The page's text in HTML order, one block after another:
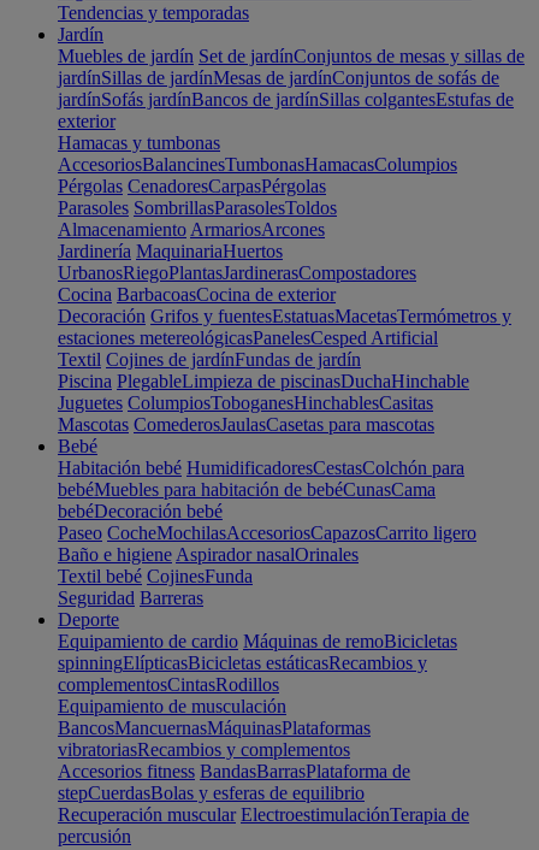
Tendencias y temporadas
Jardín
Muebles de jardín Set de jardínConjuntos de mesas y sillas de
jardínSillas de jardínMesas de jardínConjuntos de sofás de
jardínSofás jardínBancos de jardínSillas colgantesEstufas de
exterior
Hamacas y tumbonas
AccesoriosBalancinesTumbonasHamacasColumpios
Pérgolas CenadoresCarpasPérgolas
Parasoles SombrillasParasolesToldos
Almacenamiento ArmariosArcones
Jardinería MaquinariaHuertos
UrbanosRiegoPlantasJardinerasCompostadores
Cocina BarbacoasCocina de exterior
Decoración Grifos y fuentesEstatuasMacetasTermómetros y
estaciones metereológicasPanelesCesped Artificial
Textil Cojines de jardínFundas de jardín
Piscina PlegableLimpieza de piscinasDuchaHinchable
Juguetes ColumpiosToboganesHinchablesCasitas
Mascotas ComederosJaulasCasetas para mascotas
Bebé
Habitación bebé HumidificadoresCestasColchón para
bebéMuebles para habitación de bebéCunasCama
bebéDecoración bebé
Paseo CocheMochilasAccesoriosCapazosCarrito ligero
Baño e higiene Aspirador nasalOrinales
Textil bebé CojinesFunda
Seguridad Barreras
Deporte
Equipamiento de cardio Máquinas de remoBicicletas
spinningElípticasBicicletas estáticasRecambios y
complementosCintasRodillos
Equipamiento de musculación
BancosMancuernasMáquinasPlataformas
vibratoriasRecambios y complementos
Accesorios fitness BandasBarrasPlataforma de
stepCuerdasBolas y esferas de equilibrio
Recuperación muscular ElectroestimulaciónTerapia de
percusión